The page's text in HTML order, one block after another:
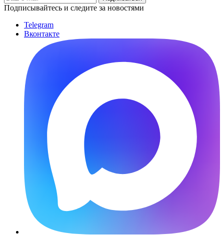
Подписывайтесь и следите за новостями
Telegram
Вконтакте